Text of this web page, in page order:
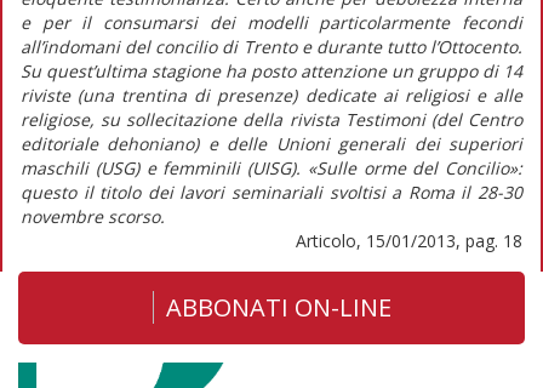
e per il consumarsi dei modelli particolarmente fecondi
all’indomani del concilio di Trento e durante tutto l’Ottocento.
Su quest’ultima stagione ha posto attenzione un gruppo di 14
riviste (una trentina di presenze) dedicate ai religiosi e alle
religiose, su sollecitazione della rivista Testimoni (del Centro
editoriale dehoniano) e delle Unioni generali dei superiori
maschili (USG) e femminili (UISG). «Sulle orme del Concilio»:
questo il titolo dei lavori seminariali svoltisi a Roma il 28-30
novembre scorso.
Articolo, 15/01/2013, pag. 18
ABBONATI ON-LINE